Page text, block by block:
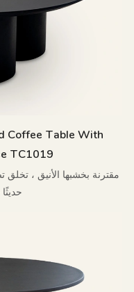
Coffee Table With
TC1019